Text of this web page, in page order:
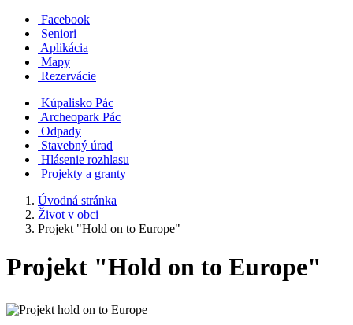
Facebook
Seniori
Aplikácia
Mapy
Rezervácie
Kúpalisko Pác
Archeopark Pác
Odpady
Stavebný úrad
Hlásenie rozhlasu
Projekty a granty
Úvodná stránka
Život v obci
Projekt "Hold on to Europe"
Projekt "Hold on to Europe"